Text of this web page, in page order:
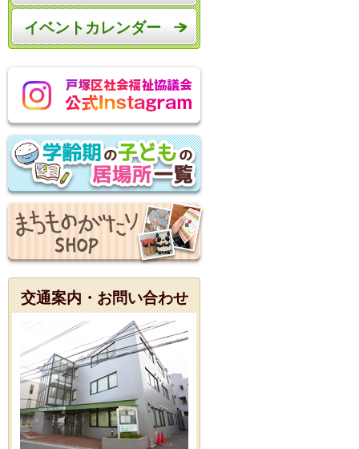
イベントカレンダー
交通案内・お問い合わせ